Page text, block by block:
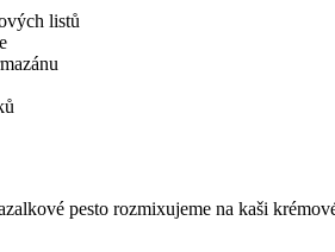
listů
pesto rozmixujeme na kaši